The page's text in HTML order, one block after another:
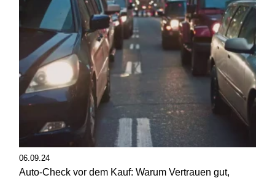
06.09.24
Auto-Check vor dem Kauf: Warum Vertrauen gut,